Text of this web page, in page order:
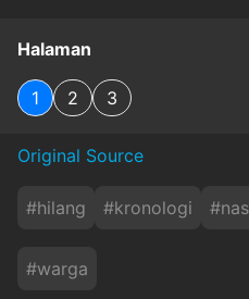
Halaman
1 2 3
Original Source
#hilang #kronologi #
#warga